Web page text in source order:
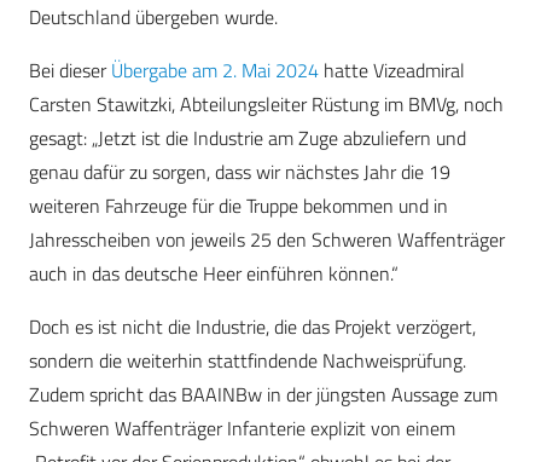
Deutschland übergeben wurde.
Bei dieserÜbergabe am 2. Mai 2024 hatte Vizeadmiral
Carsten Stawitzki, Abteilungsleiter Rüstung im BMVg, noch
gesagt: „Jetzt ist die Industrie am Zuge abzuliefern und
genau dafür zu sorgen, dass wir nächstes Jahr die 19
weiteren Fahrzeuge für die Truppe bekommen und in
Jahresscheiben von jeweils 25 den Schweren Waffenträger
auch in das deutsche Heer einführen können.“
Doch es ist nicht die Industrie, die das Projekt verzögert,
sondern die weiterhin stattfindende Nachweisprüfung.
Zudem spricht das BAAINBw in der jüngsten Aussage zum
Schweren Waffenträger Infanterie explizit von einem